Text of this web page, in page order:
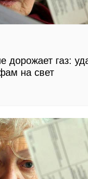
дорожает газ:
на свет